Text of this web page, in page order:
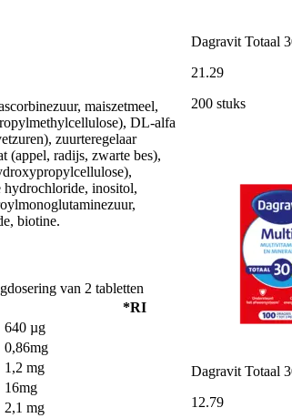
maiszetmeel,
DL-alfa
zuurteregelaar
(appel, radijs, zwarte bes),
hydrochloride, inositol,
biotine.
van 2 tabletten
*RI
640 µg
0,86mg
1,2 mg
16mg
2,1 mg
Dagravit Totaal
21 .29
200 stuks
Dagravit Totaal
12.79